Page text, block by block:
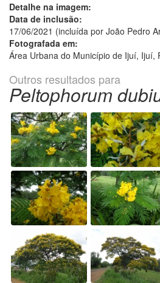
Detalhe na imagem:
Data de inclusão:
17/06/2021 (incluída por João Pedro
Fotografada em:
Área Urbana do Município de Ijuí, Ijuí,
Outros resultados para
Peltophorum